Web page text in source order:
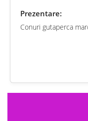
Prezentare:
Conuri gutaperca